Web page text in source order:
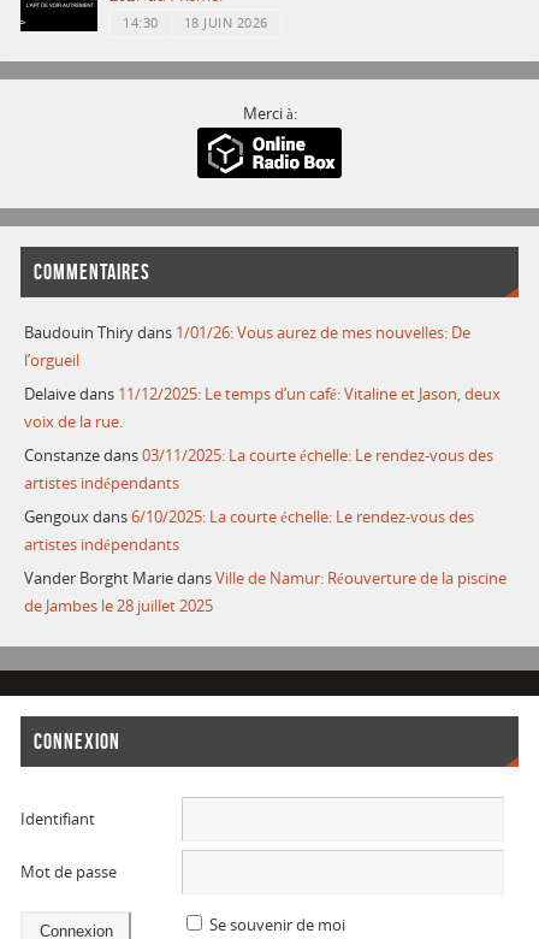
14:30 18 JUIN 2026
Merci à:
COMMENTAIRES
Baudouin Thirydans 1/01/26: Vous aurez de mes nouvelles: De
l’orgueil
Delaivedans 11/12/2025: Le temps d’un café: Vitaline et Jason, deux
voix de la rue.
Constanzedans03/11/2025: La courte échelle: Le rendez-vous des
artistes indépendants
Gengouxdans6/10/2025: La courte échelle: Le rendez-vous des
artistes indépendants
Vander Borght MariedansVille de Namur: Réouverture de la piscine
de Jambes le 28 juillet 2025
CONNEXION
Identifiant
Mot de passe
Se souvenir de moi